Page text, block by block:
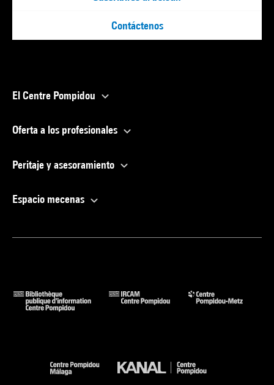
Contáctenos
El Centre Pompidou
Oferta a los profesionales
Peritaje y asesoramiento
Espacio mecenas